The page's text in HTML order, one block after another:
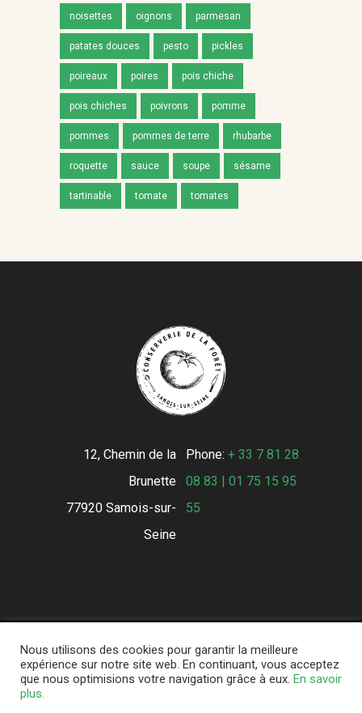
noisettes oignons parmesan
patates douces pesto pickles
poireaux poires pois chiche
pois chiches poivrons pomme
pommes pommes de terre rhubarbe
roquette sauce soupe sésame
tartinable tomate tomates
Phone: + 33 7 81 28
08 83 | 01 75 15 95
55
12, Chemin de la
Brunette
77920 Samois-sur-
Seine
Conserverie de la Forêt © 2021 - All
Rights Reserved -Mentions légales-
Nous utilisons des cookies pour garantir la meilleure
expérience sur notre site web. En continuant, vous acceptez
que nous optimisions votre navigation grâce à eux. En savoir
plus.